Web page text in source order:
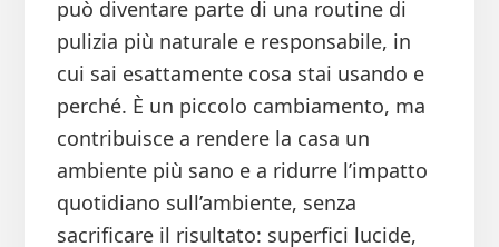
può diventare parte di una routine di
pulizia più naturale e responsabile, in
cui sai esattamente cosa stai usando e
perché. È un piccolo cambiamento, ma
contribuisce a rendere la casa un
ambiente più sano e a ridurre l’impatto
quotidiano sull’ambiente, senza
sacrificare il risultato: superfici lucide,